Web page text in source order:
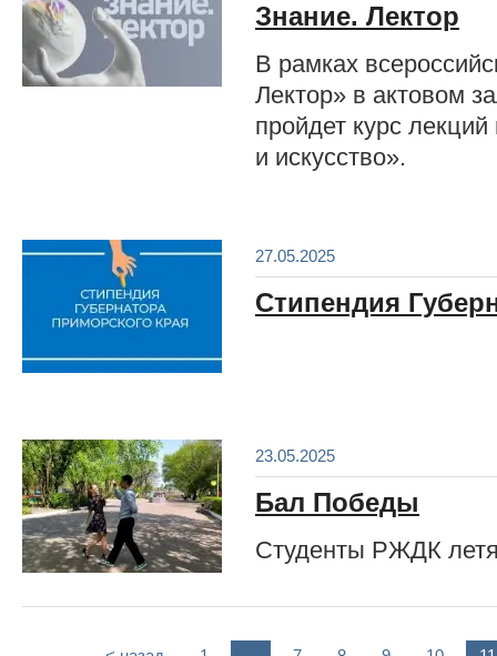
Знание. Лектор
В рамках
Лектор» в актовом
пройдет курс
и искусство».
27.05.2025
Стипендия
23.05.2025
Бал Победы
Студенты РЖДК